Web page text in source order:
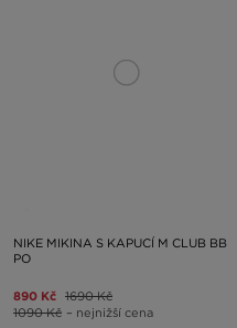
NIKE MIKINA S KAPUCÍ M CLUB BB
PO
890 Kč 1690 Kč
1090 Kč – nejnižší cena